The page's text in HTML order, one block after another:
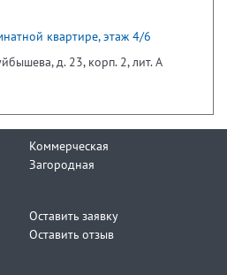
квартире, этаж 4/6
д. 23, корп. 2, лит. А
Коммерческая
Загородная
Оставить заявку
Оставить отзыв